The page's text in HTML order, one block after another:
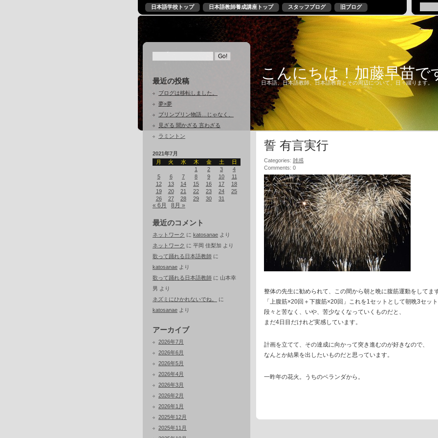
日本語学校トップ 日本語教師養成講座トップ スタッフブログ 旧ブログ
最近の投稿
ブログは移転しました。
夢×夢
プリンプリン物語…じゃなく、
見ざる 聞かざる 言わざる
ラミントン
2021年7月
月
火 水 木 金 土
日
1
2 3
4
5
6 7 8 9 10
11
12
13 14 15 16 17
18
19
20 21 22 23 24
25
26
27 28 29 30 31
« 6月 8月 »
最近のコメント
ネットワーク に katosanae より
ネットワーク に 平岡 佳梨加 より
歌って踊れる日本語教師 に
katosanae より
歌って踊れる日本語教師 に 山本幸
男 より
ネズミにひかれないでね。
に
katosanae より
アーカイブ
2026年7月
2026年6月
2026年5月
2026年4月
2026年3月
2026年2月
2026年1月
2025年12月
2025年11月
こんにちは！加藤早苗で
日本語、日本語教師、日本語教育とその周辺について、日々綴ります。
誓 有言実行
Categories: 雑感
Comments: 0
整体の先生に勧められて、この間から朝と晩に腹筋運動をしてます
「上腹筋×20回＋下腹筋×20回」これを1セットとして朝晩3セット
段々と苦なく、いや、苦少なくなっていくものだと、
まだ4日目だけれど実感しています。
計画を立てて、その達成に向かって突き進むのが好きなので、
なんとか結果を出したいものだと思っています。
一昨年の花火。うちのベランダから。